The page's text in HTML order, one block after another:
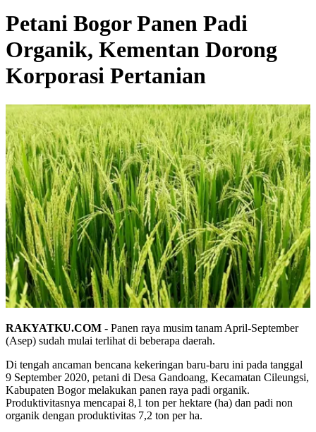
Petani Bogor Panen Padi
Organik, Kementan Dorong
Korporasi Pertanian
RAKYATKU.COM - Panen raya musim tanam April-September
(Asep) sudah mulai terlihat di beberapa daerah.
Di tengah ancaman bencana kekeringan baru-baru ini pada tanggal
9 September 2020, petani di Desa Gandoang, Kecamatan Cileungsi,
Kabupaten Bogor melakukan panen raya padi organik.
Produktivitasnya mencapai 8,1 ton per hektare (ha) dan padi non
organik dengan produktivitas 7,2 ton per ha.